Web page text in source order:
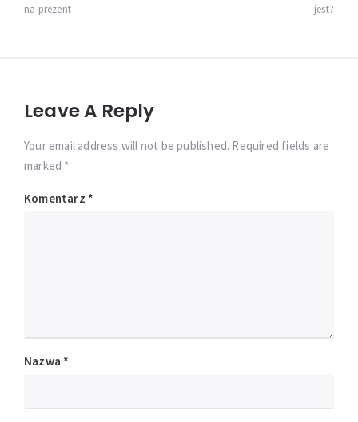
na prezent jest?
Leave A Reply
Your email address will not be published. Required fields are
marked *
Komentarz *
Nazwa *